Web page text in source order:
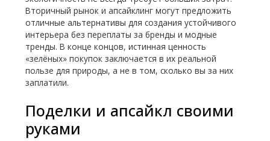
Вторичный рынок и апсайклинг могут предложить
отличные альтернативы для создания устойчивого
интерьера без переплаты за бренды и модные
тренды. В конце концов, истинная ценность
«зелёных» покупок заключается в их реальной
пользе для природы, а не в том, сколько вы за них
заплатили.
Поделки и апсайкл своими
руками